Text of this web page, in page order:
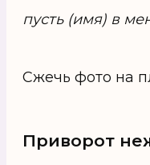
пусть (имя) в
Сжечь фото на
Приворот